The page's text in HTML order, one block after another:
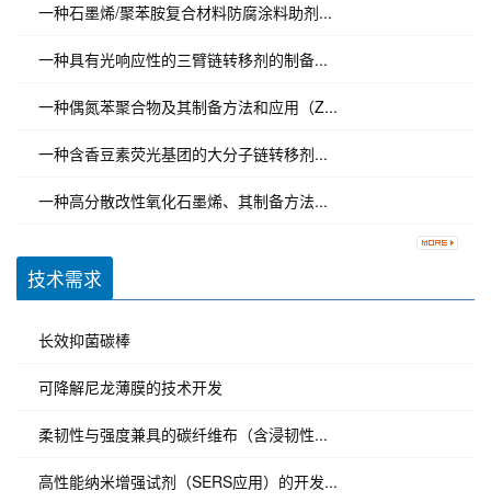
一种石墨烯/聚苯胺复合材料防腐涂料助剂...
一种具有光响应性的三臂链转移剂的制备...
一种偶氮苯聚合物及其制备方法和应用（Z...
一种含香豆素荧光基团的大分子链转移剂...
一种高分散改性氧化石墨烯、其制备方法...
技术需求
长效抑菌碳棒
可降解尼龙薄膜的技术开发
柔韧性与强度兼具的碳纤维布（含浸韧性...
高性能纳米增强试剂（SERS应用）的开发...